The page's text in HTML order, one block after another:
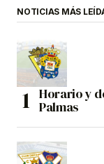
NOTICIAS MÁS
Horario y
Palmas